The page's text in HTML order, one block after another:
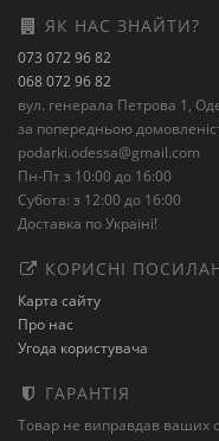
ЯК НАС ЗНАЙТИ?
073 072 96 82
068 072 96 82
вул. генерала Петрова 1,
за попередньою
podarki.odessa@gmail.com
Пн-Пт з 10:00 до 16:00
Субота: з 12:00 до 16:00
Доставка по Україні!
КОРИСНІ
Карта сайту
Про нас
Угода користувача
ГАРАНТІЯ
Товар не виправдав ваших